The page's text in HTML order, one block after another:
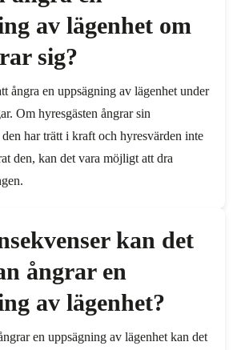
av lägenhet om
sig?
ångra en uppsägning av lägenhet under
Om hyresgästen ångrar sin
har trätt i kraft och hyresvärden inte
den, kan det vara möjligt att dra
kan det
ångrar en
av lägenhet?
en uppsägning av lägenhet kan det